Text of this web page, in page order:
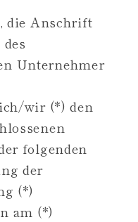
die Anschrift
Unternehmer
wir (*) den
folgenden
der
(*)
am (*)